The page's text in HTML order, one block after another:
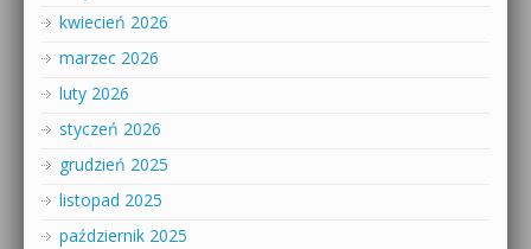
kwiecień 2026
marzec 2026
luty 2026
styczeń 2026
grudzień 2025
listopad 2025
październik 2025